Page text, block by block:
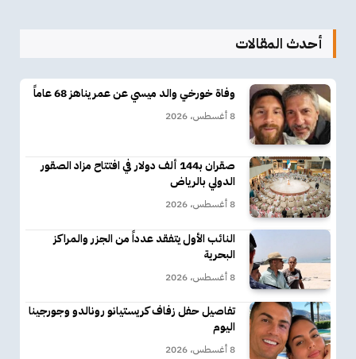
أحدث المقالات
وفاة خورخي والد ميسي عن عمر يناهز 68 عاماً
8 أغسطس، 2026
صقران بـ144 ألف دولار في افتتاح مزاد الصقور
الدولي بالرياض
8 أغسطس، 2026
النائب الأول يتفقد عدداً من الجزر والمراكز
البحرية
8 أغسطس، 2026
تفاصيل حفل زفاف كريستيانو رونالدو وجورجينا
اليوم
8 أغسطس، 2026